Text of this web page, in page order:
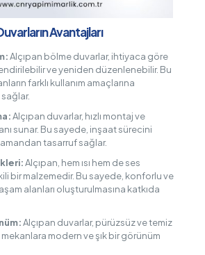
Avantajları
Alçıpan bölme duvarlar, ihtiyaca göre
ve yeniden düzenlenebilir. Bu
farklı kullanım amaçlarına
sağlar.
Alçıpan duvarlar, hızlı montaj ve
sunar. Bu sayede, inşaat sürecini
tasarruf sağlar.
Alçıpan, hem ısı hem de ses
bir malzemedir. Bu sayede, konforlu ve
alanları oluşturulmasına katkıda
Alçıpan duvarlar, pürüzsüz ve temiz
modern ve şık bir görünüm